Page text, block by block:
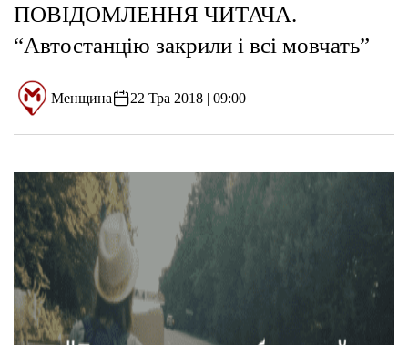
ПОВІДОМЛЕННЯ ЧИТАЧА.
“Автостанцію закрили і всі мовчать”
Менщина 22 Тра 2018 | 09:00